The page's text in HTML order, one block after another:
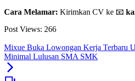
Cara Melamar: Kirimkan CV ke 📧
Post Views: 266
Mixue Buka Lowongan Kerja Terbaru
Minimal Lulusan SMA SMK